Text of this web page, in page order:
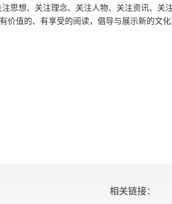
智慧
学的童书
思想、关注理念、关注人物、关注资讯、关
价值的、有享受的阅读，倡导与展示新的文
相关链接：